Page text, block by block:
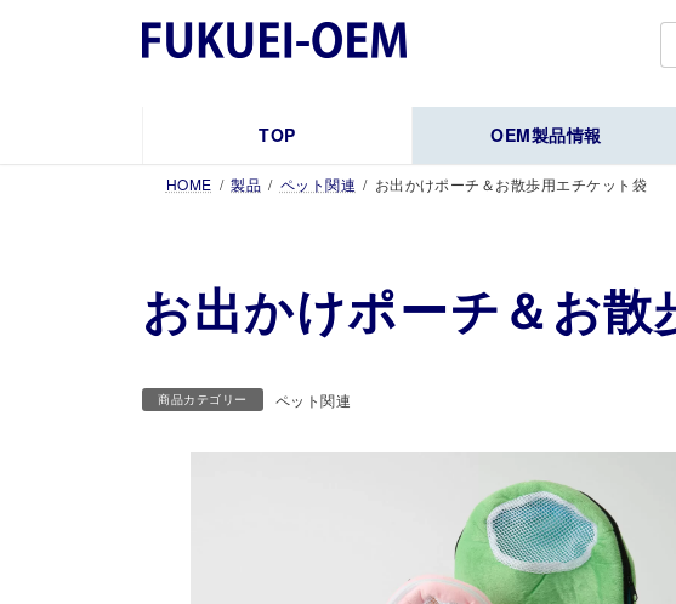
TOP OEM製品情報
HOME 製品 ペット関連 お出かけポーチ＆お散歩用エチケット袋
お出かけポーチ＆お
商品カテゴリー ペット関連